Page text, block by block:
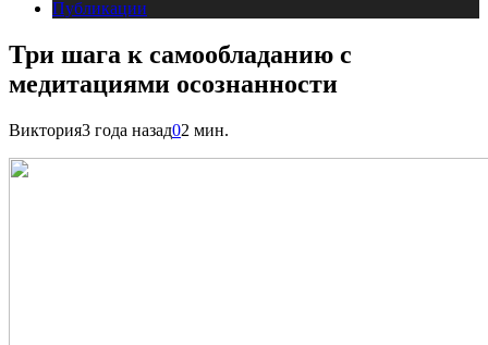
Публикации
Три шага к самообладанию с
медитациями осознанности
Виктория3 года назад02 мин.